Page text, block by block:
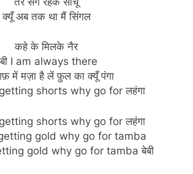
क्यूँ अब तक था मैं सिंगल
कहे के मिलके नैर
I am always there
में मज़ा है लें फ़ुल का क्यूँ पंगा
shorts why go for लहंगा
shorts why go for लहंगा
gold why go for tamba
gold why go for tamba बेबी